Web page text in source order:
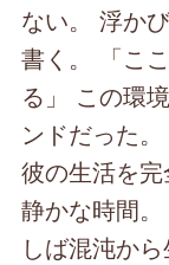
ない。 浮か
書く。 「こ
る」 この環
ンドだった。
彼の生活を完
静かな時間
しば混沌か